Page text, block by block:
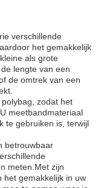
verschillende
het gemakkelijk
als grote
lengte van een
de omtrek van een
zodat het
meetbandmateriaal
te gebruiken is, terwijl
betrouwbaar
meten.Met zijn
het gemakkelijk in uw